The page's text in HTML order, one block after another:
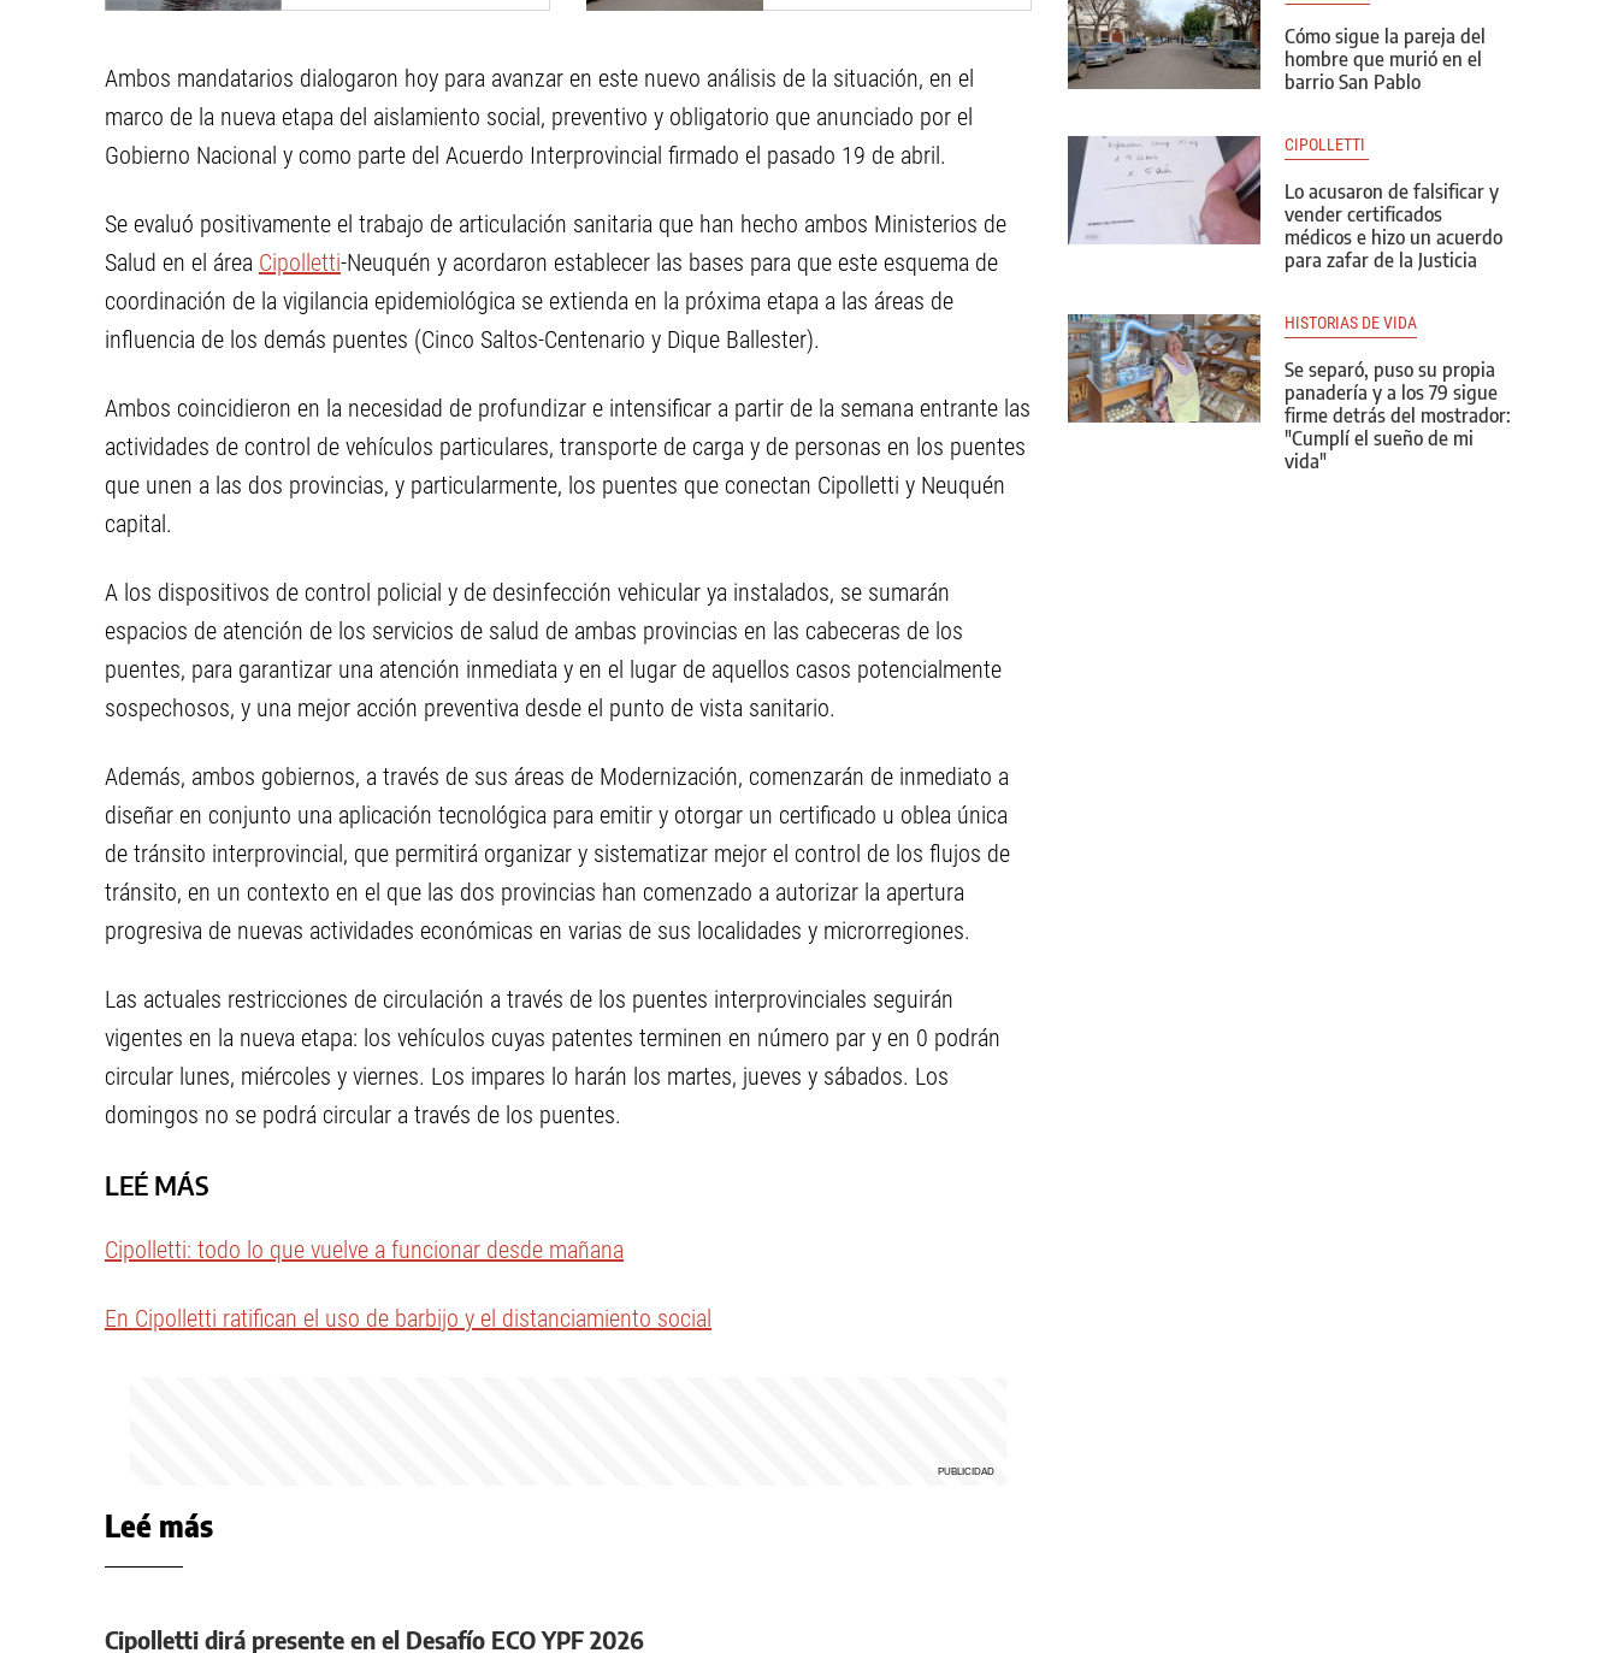
Ambos mandatarios dialogaron hoy para avanzar en este nuevo análisis de la situación, en el
marco de la nueva etapa del aislamiento social, preventivo y obligatorio que anunciado por el
Gobierno Nacional y como parte del Acuerdo Interprovincial firmado el pasado 19 de abril.
Se evaluó positivamente el trabajo de articulación sanitaria que han hecho ambos Ministerios de
Salud en el área Cipolletti-Neuquén y acordaron establecer las bases para que este esquema de
coordinación de la vigilancia epidemiológica se extienda en la próxima etapa a las áreas de
influencia de los demás puentes (Cinco Saltos-Centenario y Dique Ballester).
Ambos coincidieron en la necesidad de profundizar e intensificar a partir de la semana entrante las
actividades de control de vehículos particulares, transporte de carga y de personas en los puentes
que unen a las dos provincias, y particularmente, los puentes que conectan Cipolletti y Neuquén
capital.
A los dispositivos de control policial y de desinfección vehicular ya instalados, se sumarán
espacios de atención de los servicios de salud de ambas provincias en las cabeceras de los
puentes, para garantizar una atención inmediata y en el lugar de aquellos casos potencialmente
sospechosos, y una mejor acción preventiva desde el punto de vista sanitario.
Además, ambos gobiernos, a través de sus áreas de Modernización, comenzarán de inmediato a
diseñar en conjunto una aplicación tecnológica para emitir y otorgar un certificado u oblea única
de tránsito interprovincial, que permitirá organizar y sistematizar mejor el control de los flujos de
tránsito, en un contexto en el que las dos provincias han comenzado a autorizar la apertura
progresiva de nuevas actividades económicas en varias de sus localidades y microrregiones.
Las actuales restricciones de circulación a través de los puentes interprovinciales seguirán
vigentes en la nueva etapa: los vehículos cuyas patentes terminen en número par y en 0 podrán
circular lunes, miércoles y viernes. Los impares lo harán los martes, jueves y sábados. Los
domingos no se podrá circular a través de los puentes.
LEÉ MÁS
Cipolletti: todo lo que vuelve a funcionar desde mañana
En Cipolletti ratifican el uso de barbijo y el distanciamiento social
Leé más
Cipolletti dirá presente en el Desafío ECO YPF 2026
Cómo sigue la pareja del
hombre que murió en el
barrio San Pablo
CIPOLLETTI
Lo acusaron de falsificar y
vender certificados
médicos e hizo un acuerdo
para zafar de la Justicia
HISTORIAS DE VIDA
Se separó, puso su propia
panadería y a los 79 sigue
firme detrás del mostrador:
"Cumplí el sueño de mi
vida"